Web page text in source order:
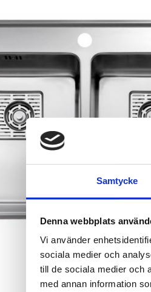
Samtycke
Denna webbplats
Vi använder
sociala medier och
till de sociala medier och
med annan information